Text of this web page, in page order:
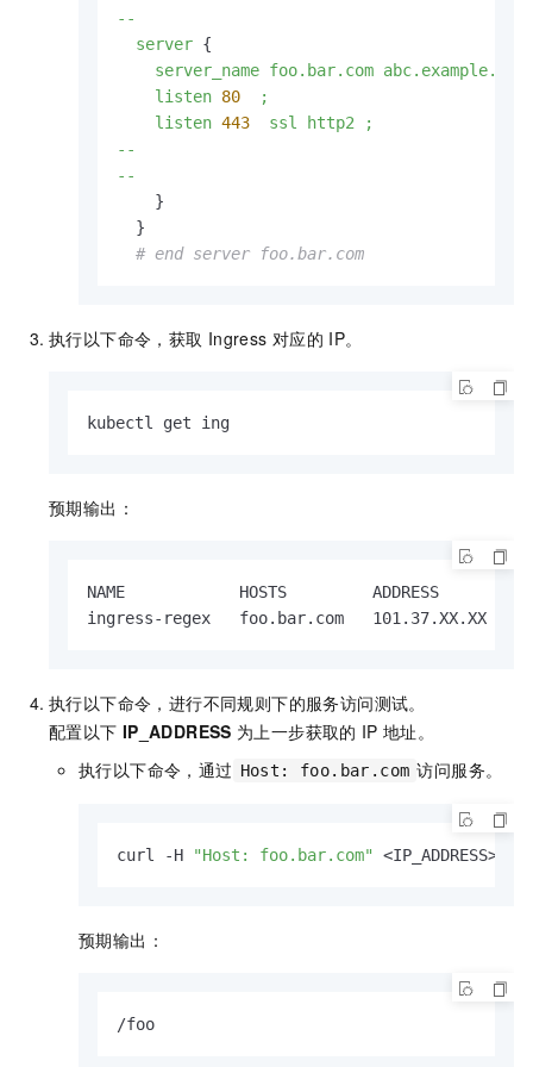
--
server {
server_name foo.bar.com abc.example.com
listen 80
;
listen 443 ssl http2
;
--
--
    }
  }
# end server foo.bar.com
执行以下命令，获取 Ingress 对应的 IP。
kubectl get ing
预期输出：
NAME            HOSTS         ADDRESS
ingress-regex   foo.bar.com   101.37.XX.XX
执行以下命令，进行不同规则下的服务访问测试。
配置以下 IP_ADDRESS 为上一步获取的 IP 地址。
执行以下命令，通过 Host: foo.bar.com 访问服务。
curl -H "Host: foo.bar.com" <IP_ADDRESS>/
预期输出：
/foo